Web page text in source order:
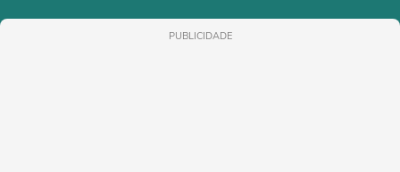
PUBLICIDADE